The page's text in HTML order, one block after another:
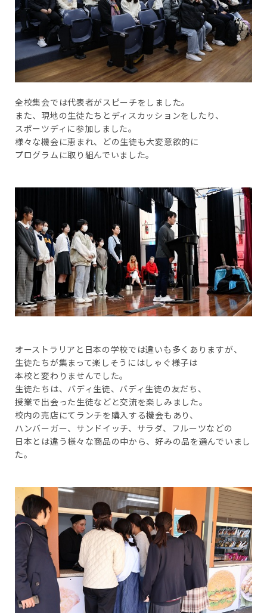
全校集会では代表者がスピーチをしました。
また、現地の生徒たちとディスカッションをしたり、
スポーツディに参加しました。
様々な機会に恵まれ、どの生徒も大変意欲的に
プログラムに取り組んでいました。
オーストラリアと日本の学校では違いも多くありますが、
生徒たちが集まって楽しそうにはしゃぐ様子は
本校と変わりませんでした。
生徒たちは、バディ生徒、バディ生徒の友だち、
授業で出会った生徒などと交流を楽しみました。
校内の売店にてランチを購入する機会もあり、
ハンバーガー、サンドイッチ、サラダ、フルーツなどの
日本とは違う様々な商品の中から、好みの品を選んでいまし
た。